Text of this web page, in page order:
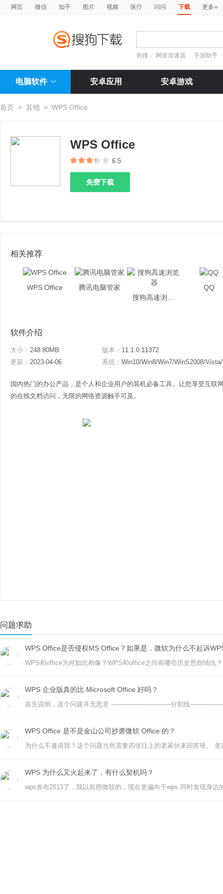
网页 微信 知乎 图片 视频 医疗 问问 下载 更多»
热搜： 网游加速器 手游助手
电脑软件 安卓应用 安卓游戏
首页 > 其他 > WPS Office
WPS Office
6.5
免费下载
相关推荐
WPS Office
腾讯电脑管家
QQ
软件介绍
大小： 248.80MB 版本： 11.1.0.11372
更新： 2023-04-06 系统： Win10/Win8/Win7/WinS2008/
国内热门的办公产品，是个人和企业用户的装机必备工具。让您享受互联
的在线文档访问，无限的网络资源触手可及。
问题求助
WPS Office是否侵权MS Office？如果是，微软为什么不起诉
WPS和office为何如此相像？WPS和office之间有哪些历史恩怨情仇？
WPS 企业版真的比 Microsoft Office 好吗？
WPS Office 是不是金山公司抄袭微软 Office 的？
WPS 为什么又火起来了，有什么契机吗？